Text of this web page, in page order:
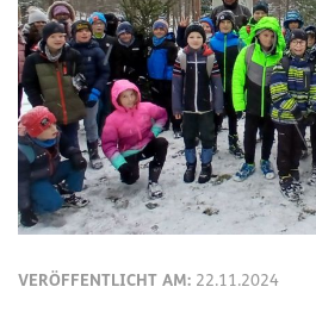
VERÖFFENTLICHT AM: 22.11.2024